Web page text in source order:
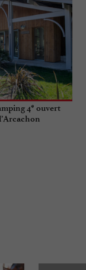
4* ouvert